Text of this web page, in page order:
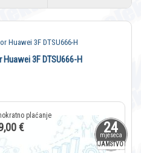
24
mjeseca
JAMSTVO
3F DTSU666-H
€